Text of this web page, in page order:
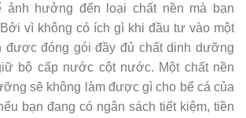
ảnh hưởng đến loại chất nền mà bạn
vì không có ích gì khi đầu tư vào một
được đóng gói đầy đủ chất dinh dưỡng
bộ cấp nước cột nước. Một chất nền
sẽ không làm được gì cho bể cá của
bạn đang có ngân sách tiết kiệm, tiền